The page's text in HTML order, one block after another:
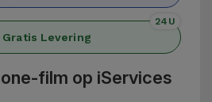
Gratis Levering
24U
film op iServices